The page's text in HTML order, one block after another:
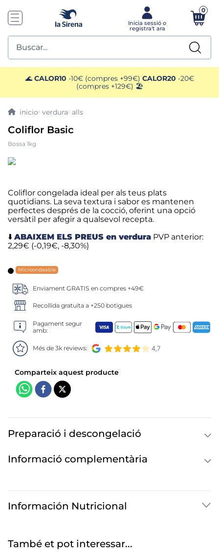
0
Buscar...
🌊 CALOR10 -10€ (compres +99€) CALOR20 -20€
(compres +129€) 🏖️
verdura alls
Coliflor Basic
Bossa 1kg
Coliflor congelada ideal per als teus plats
quotidians. La seva textura i sabor es mantenen
perfectes després de la cocció, oferint una opció
versàtil per afegir a qualsevol recepta.
⬇️ ABAIXEM ELS PREUS en verdura PVP anterior:
2,29€ (-0,19€, -8,30%)
Microondeable
Enviament GRATIS en compres +49€
Recollida gratuïta a +250 botigues
Pagament segur
amb:
Més de 3k reviews:
Preparació i descongelació
Informació complementària
Información Nutricional
També et pot interessar...
TOP SEARCHES
1. helados sirena
gambas
3. patatas
5. verduras
6. croquetas
7 . canelones
8 gambon
9. listísimos